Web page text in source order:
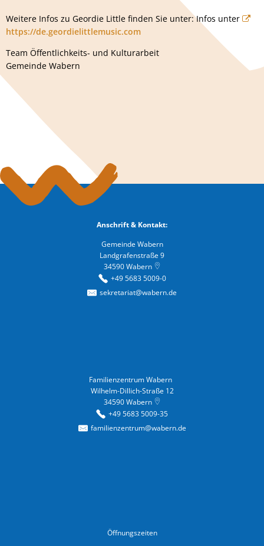
Weitere Infos zu Geordie Little finden Sie unter: Infos unter
https://de.geordielittlemusic.com
Team Öffentlichkeits- und Kulturarbeit
Gemeinde Wabern
Anschrift & Kontakt:
Gemeinde Wabern
Landgrafenstraße 9
34590 Wabern
+49 5683 5009-0
sekretariat@wabern.de
Familienzentrum Wabern
Wilhelm-Dillich-Straße 12
34590 Wabern
+49 5683 5009-35
familienzentrum@wabern.de
Öffnungszeiten